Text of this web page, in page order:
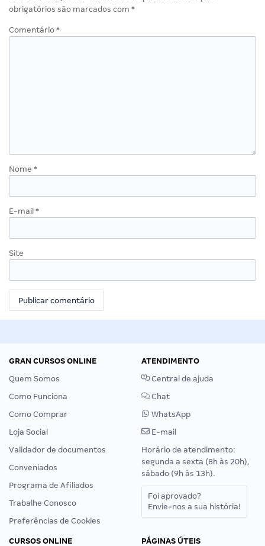
obrigatórios são marcados com *
Comentário *
Nome *
E-mail *
Site
GRAN CURSOS ONLINE
Quem Somos
Como Funciona
Como Comprar
Loja Social
Validador de documentos
Conveniados
Programa de Afiliados
Trabalhe Conosco
Preferências de Cookies
ATENDIMENTO
Central de ajuda
Chat
WhatsApp
E-mail
Horário de atendimento:
segunda a sexta (8h às 20h),
sábado (9h às 13h).
Foi aprovado?
Envie-nos a sua história!
CURSOS ONLINE
PÁGINAS ÚTEIS